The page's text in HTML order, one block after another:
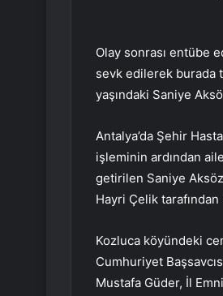
Olay sonrası entübe
sevk edilerek burada
yaşındaki Saniye
Antalya’da Şehir
işleminin ardından
getirilen Saniye
Hayri Çelik tarafından
Kozluca köyündeki
Cumhuriyet
Mustafa Güder, İl